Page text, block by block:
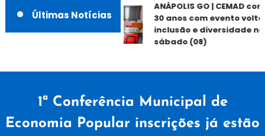
Últimas Notícias
ANÁPOLIS GO | CEMAD
30 anos com evento
inclusão e diversidade
sábado (08)
1ª Conferência Municipal de
Economia Popular inscrições já estão